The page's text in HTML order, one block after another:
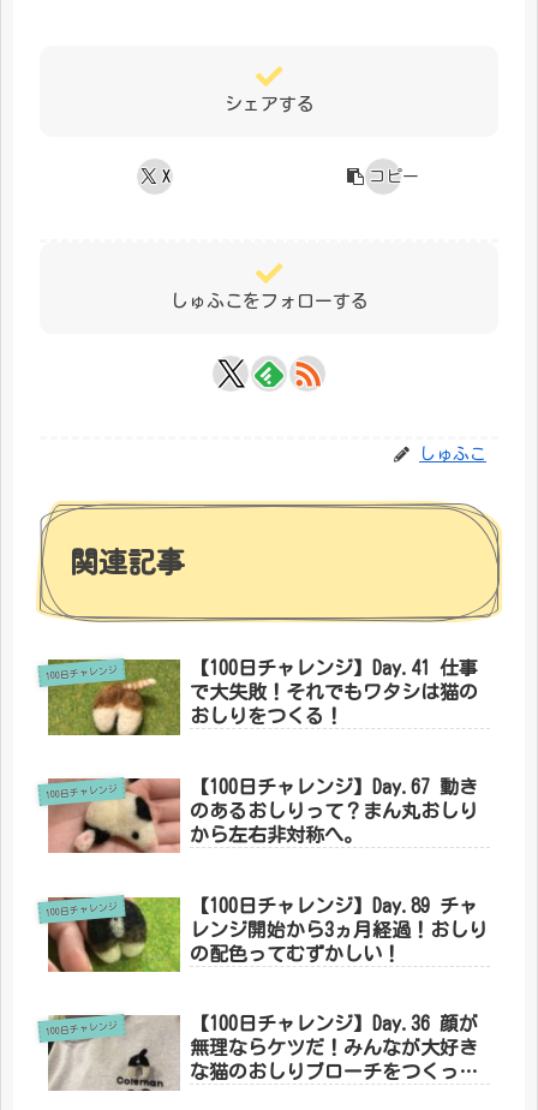
シェアする
X コピー
しゅふこをフォローする
しゅふこ
関連記事
100日チャレンジ
【100日チャレンジ】Day.41 仕事
で大失敗！それでもワタシは猫の
おしりをつくる！
100日チャレンジ
【100日チャレンジ】Day.67 動き
のあるおしりって？まん丸おしり
から左右非対称へ。
100日チャレンジ
【100日チャレンジ】Day.89 チャ
レンジ開始から3ヵ月経過！おしり
の配色ってむずかしい！
100日チャレンジ
【100日チャレンジ】Day.36 顔が
無理ならケツだ！みんなが大好き
な猫のおしりブローチをつくって